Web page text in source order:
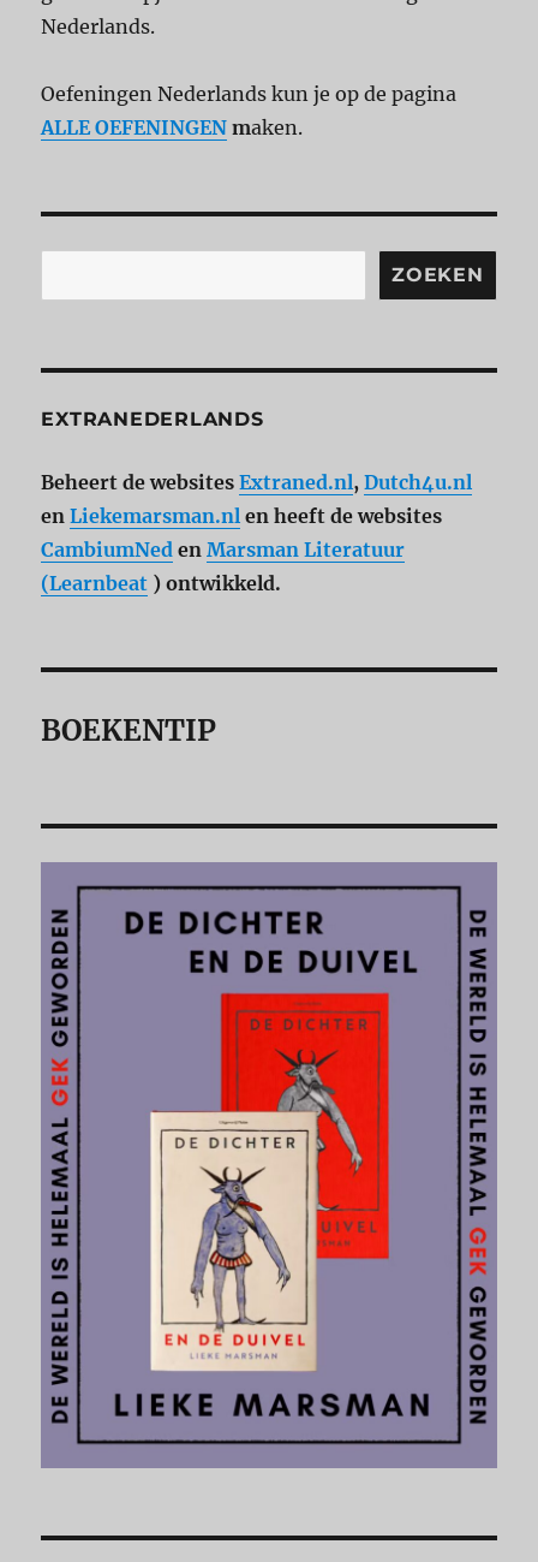
Nederlands.
Oefeningen Nederlands kun je op de pagina
ALLE OEFENINGEN maken.
ZOEKEN
EXTRANEDERLANDS
Beheert de websitesExtraned.nl,Dutch4u.nl
enLiekemarsman.nl en heeft de websites
CambiumNed enMarsman Literatuur
(Learnbeat ) ontwikkeld.
BOEKENTIP